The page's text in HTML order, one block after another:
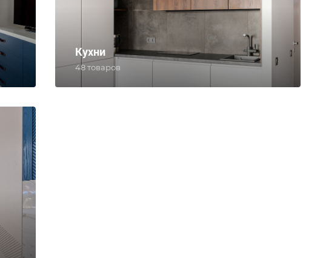
Кухни
48 товаров